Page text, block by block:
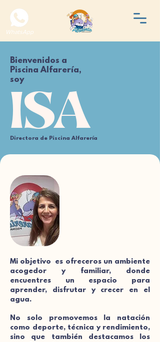
WhatsApp
Bienvenidos a
Piscina Alfarería,
soy
ISA
Directora de Piscina Alfarería
Mi objetivo es ofreceros un ambiente
acogedor y familiar, donde
encuentres un espacio para
aprender, disfrutar y crecer en el
agua.
No solo promovemos la natación
como deporte, técnica y rendimiento,
sino que también destacamos los